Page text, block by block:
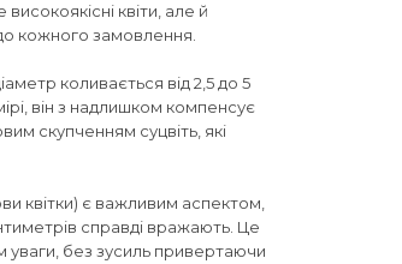
квіти, але й
кожного замовлення.
коливається від 2,5 до 5
він з надлишком компенсує
скупченням суцвіть, які
квітки) є важливим аспектом,
справді вражають. Це
уваги, без зусиль привертаючи